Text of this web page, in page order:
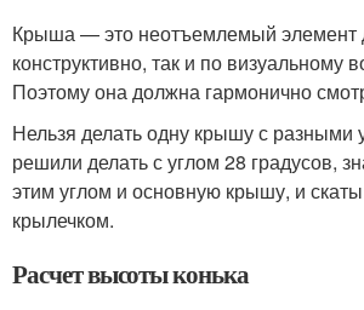
Крыша — это неотъемлемый элемент
конструктивно, так и по визуальному
Поэтому она должна гармонично
Нельзя делать одну крышу с разными
решили делать с углом 28 градусов,
этим углом и основную крышу, и
крылечком.
Расчет высоты конька